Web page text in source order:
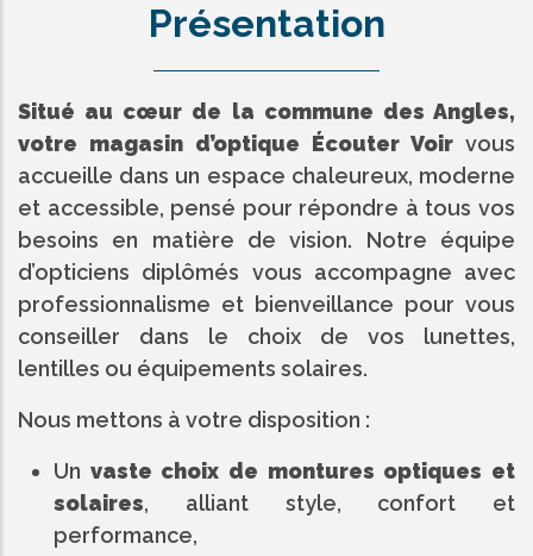
Présentation
Situé au cœur de la commune des Angles,
votre magasin d’optique Écouter Voir vous
accueille dans un espace chaleureux, moderne
et accessible, pensé pour répondre à tous vos
besoins en matière de vision. Notre équipe
d’opticiens diplômés vous accompagne avec
professionnalisme et bienveillance pour vous
conseiller dans le choix de vos lunettes,
lentilles ou équipements solaires.
Nous mettons à votre disposition :
Un vaste choix de montures optiques et
solaires, alliant style, confort et
performance,